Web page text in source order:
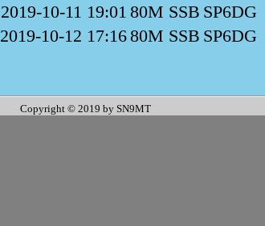
2019-10-11 19:01 80M SSB SP6DG
2019-10-12 17:1680M SSB SP6DG
Copyright © 2019 by SN9MT